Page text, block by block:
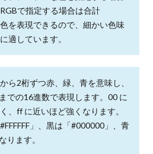
で指定する場合は合計
を表現できるので、細かい色味
適しています。
ら2桁ずつ赤、緑、青を意味し、
での16進数で表現します。00 に
、ff に近いほど強くなります。
」、黒は「#000000」、青
ります。